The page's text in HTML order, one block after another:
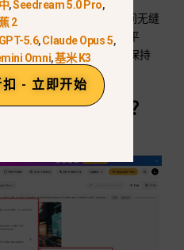
以在顶级 AI 视频模型之间无缝
多个 AI 模型的一体化平
的风险，使您的工作流程保持
终极解决方案？
,Seedream 5.0 Pro,
2
GPT-5.6,Claude Opus 5,
Omni,基米 K3
- 立即开始